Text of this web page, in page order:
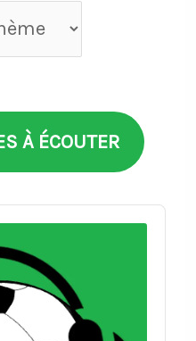
À ÉCOUTER